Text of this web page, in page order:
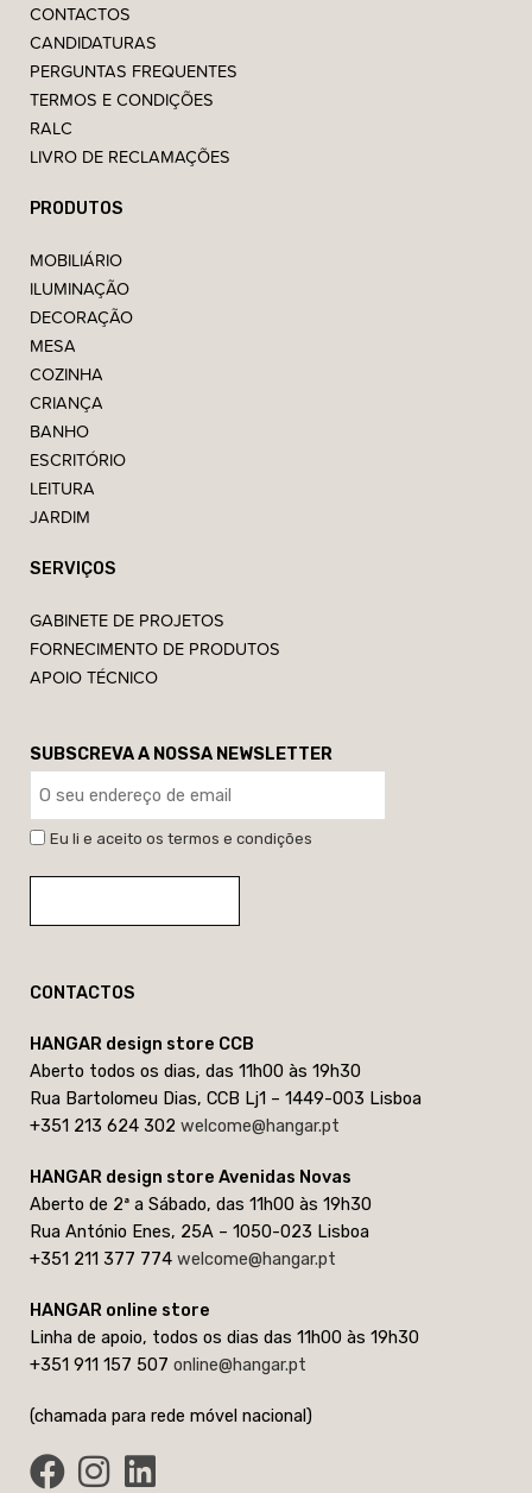
CONTACTOS
CANDIDATURAS
PERGUNTAS FREQUENTES
TERMOS E CONDIÇÕES
RALC
LIVRO DE RECLAMAÇÕES
PRODUTOS
MOBILIÁRIO
ILUMINAÇÃO
DECORAÇÃO
MESA
COZINHA
CRIANÇA
BANHO
ESCRITÓRIO
LEITURA
JARDIM
SERVIÇOS
GABINETE DE PROJETOS
FORNECIMENTO DE PRODUTOS
APOIO TÉCNICO
SUBSCREVA A NOSSA NEWSLETTER
Eu li e aceito os termos e condições
CONTACTOS
HANGAR design store CCB
Aberto todos os dias, das 11h00 às 19h30
Rua Bartolomeu Dias, CCB Lj1 – 1449-003 Lisboa
+351 213 624 302 welcome@hangar.pt
HANGAR design store Avenidas Novas
Aberto de 2ª a Sábado, das 11h00 às 19h30
Rua António Enes, 25A – 1050-023 Lisboa
+351 211 377 774 welcome@hangar.pt
HANGAR online store
Linha de apoio, todos os dias das 11h00 às 19h30
+351 911 157 507 online@hangar.pt
(chamada para rede móvel nacional)